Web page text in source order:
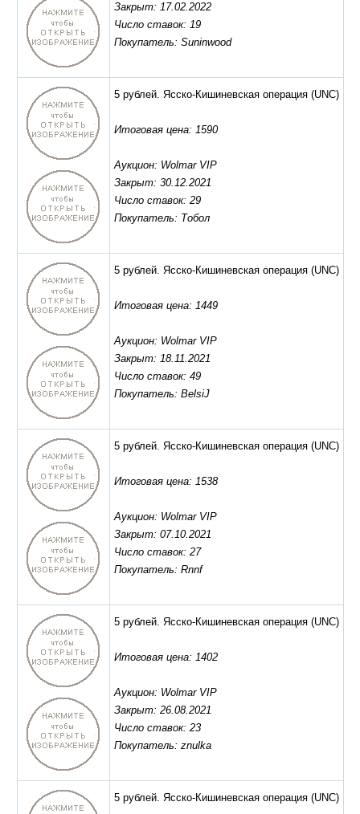
Закрыт: 17.02.2022
Число ставок: 19
Покупатель: Suninwood
5 рублей. Ясско-Кишиневская операция(UNC)
Итоговая цена: 1590
Аукцион: Wolmar VIP
Закрыт: 30.12.2021
Число ставок: 29
Покупатель: Тобол
5 рублей. Ясско-Кишиневская операция(UNC)
Итоговая цена: 1449
Аукцион: Wolmar VIP
Закрыт: 18.11.2021
Число ставок: 49
Покупатель: BelsiJ
5 рублей. Ясско-Кишиневская операция(UNC)
Итоговая цена: 1538
Аукцион: Wolmar VIP
Закрыт: 07.10.2021
Число ставок: 27
Покупатель: Rnnf
5 рублей. Ясско-Кишиневская операция(UNC)
Итоговая цена: 1402
Аукцион: Wolmar VIP
Закрыт: 26.08.2021
Число ставок: 23
Покупатель: znulka
5 рублей. Ясско-Кишиневская операция(UNC)